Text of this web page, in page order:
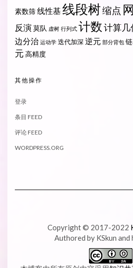
素数筛线性基 线段树缩点
反演莫队 虚树 行列式 计数计算几
边分治 运动学 迭代加深 逆元 部分背包
元 高精度
其他操作
登录
条目 FEED
评论 FEED
WORDPRESS.ORG
Copyright © 2017-2022
Authored by KSkun and